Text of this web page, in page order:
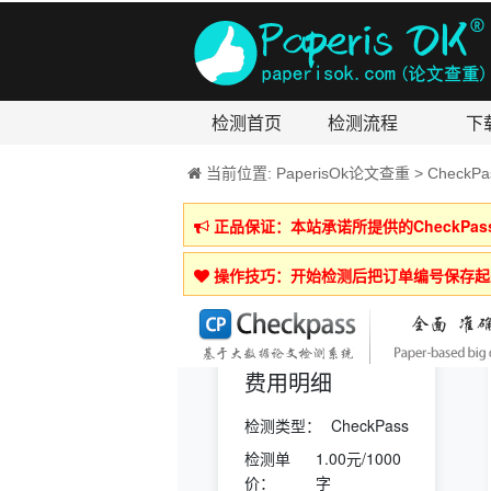
检测首页 检测流程 下
当前位置: PaperisOk论文查重 >
正品保证： 本站承诺所提供的
操作技巧：开始检测后把订单编号保存